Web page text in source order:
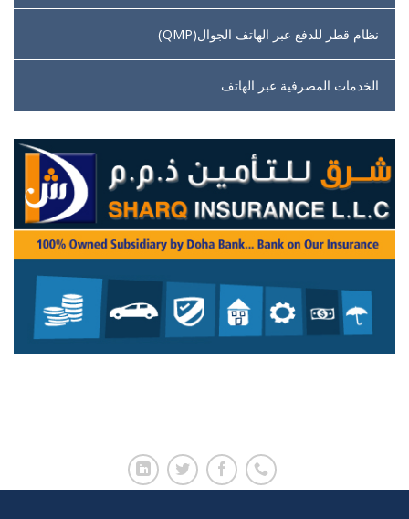
نظام قطر للدفع عبر الهاتف الجوال(QMP)
الخدمات المصرفية عبر الهاتف